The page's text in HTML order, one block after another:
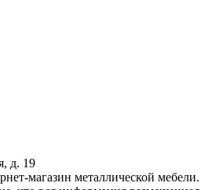
д. 19
магазин металлической мебели.